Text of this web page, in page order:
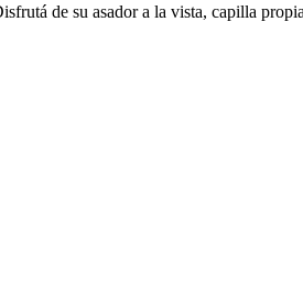
de su asador a la vista, capilla